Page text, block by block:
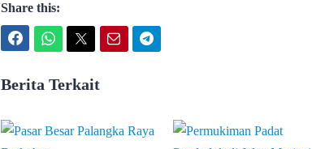
Share this:
Berita Terkait